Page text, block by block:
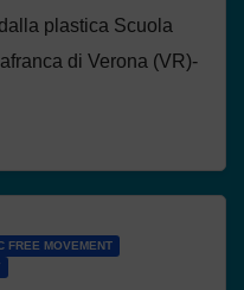
plastica Scuola
di Verona (VR)-
FREE MOVEMENT